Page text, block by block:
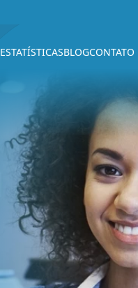
ESTATÍSTICASBLOGCONTATO